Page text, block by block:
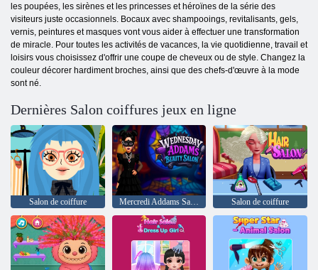
les poupées, les sirènes et les princesses et héroïnes de la série des
visiteurs juste occasionnels. Bocaux avec shampooings, revitalisants, gels,
vernis, peintures et masques vont vous aider à effectuer une transformation
de miracle. Pour toutes les activités de vacances, la vie quotidienne, travail et
loisirs vous choisissez d'offrir une coupe de cheveux ou de style. Changez la
couleur décorer hardiment broches, ainsi que des chefs-d'œuvre à la mode
sont né.
Dernières Salon coiffures jeux en ligne
Salon de coiffure Mercredi Addams Salon de beauté Salon de coiffure